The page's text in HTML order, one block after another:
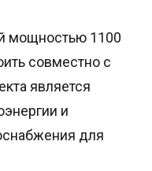
мощностью 1100
совместно с
является
и
для